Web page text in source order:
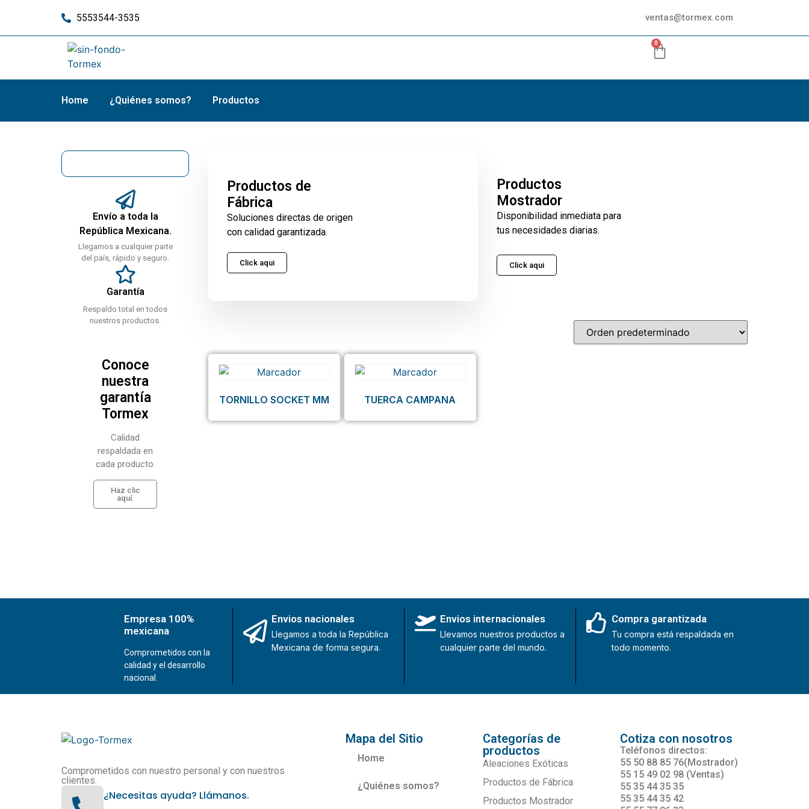
5553544-3535 ventas@tormex.com
0
Home ¿Quiénes somos? Productos
Envío a toda la
República Mexicana.
Llegamos a cualquier parte
del país, rápido y seguro.
Garantía
Respaldo total en todos
nuestros productos.
Conoce
nuestra
garantía
Tormex
Calidad
respaldada en
cada producto.
Haz clic
aquí.
Productos de
Fábrica
Soluciones directas de origen
con calidad garantizada.
Click aqui
Productos
Mostrador
Disponibilidad inmediata para
tus necesidades diarias.
Click aqui
TORNILLO SOCKET MM TUERCA CAMPANA
Empresa 100%
mexicana
Comprometidos con la
calidad y el desarrollo
nacional.
Envios nacionales
Llegamos a toda la República
Mexicana de forma segura.
Envios internacionales
Llevamos nuestros productos a
cualquier parte del mundo.
Compra garantizada
Tu compra está respaldada en
todo momento.
Comprometidos con nuestro personal y con nuestros
clientes.
¿Necesitas ayuda? Llámanos.
Mapa del Sitio
Home
¿Quiénes somos?
Categorías de
productos
Aleaciones Exóticas
Productos de Fábrica
Productos Mostrador
Cotiza con nosotros
Teléfonos directos:
55 50 88 85 76(Mostrador)
55 15 49 02 98 (Ventas)
55 35 44 35 35
55 35 44 35 42